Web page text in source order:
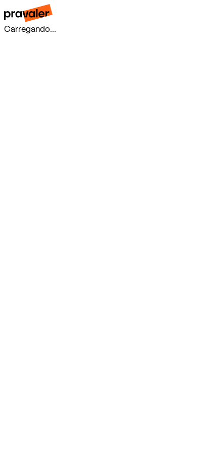
Carregando...